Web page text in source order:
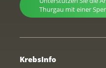
Thurgau mit einer
KrebsInfo